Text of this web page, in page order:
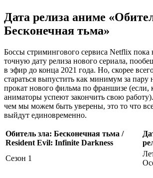
Дата релиза аниме
Бесконечная тьма»
Боссы стримингового сервиса Netflix пока
точную дату релиза нового сериала,
в эфир до конца 2021 года. Но, скорее
стараться выпустить как минимум за пару
прокат нового фильма по франшизе (если,
аниматоры успеют закончить свою
чем мы можем быть уверены, это то что
выйдут единовременно.
Обитель зла: Бесконечная тьма /
Resident Evil: Infinite Darkness
Сезон 1